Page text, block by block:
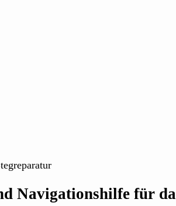
Navigationshilfe für